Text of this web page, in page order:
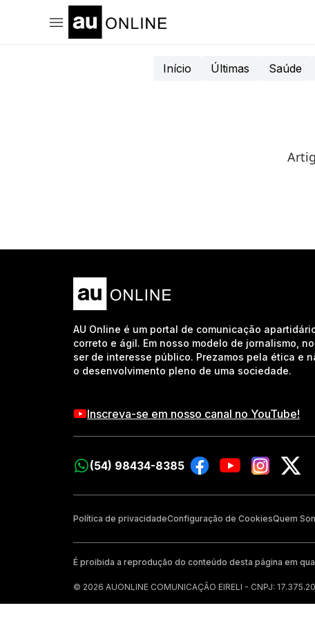
Início Últimas Saúde
AU Online é um portal de comunicação
correto e ágil. Em nosso modelo de jornalismo,
ser de interesse público. Prezamos pela ética e
o desenvolvimento pleno de uma sociedade.
Inscreva-se em nosso canal no YouTube!
(54) 98434-8385
Política de privacidadeConfiguração de CookiesQuem
É proibida a reprodução do conteúdo desta página em
© 2026 AUONLINE COMUNICAÇÃO EIRELI - CNPJ: